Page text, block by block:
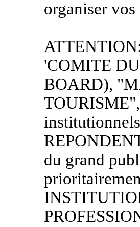
organiser
'COMITE
BOARD),
du grand